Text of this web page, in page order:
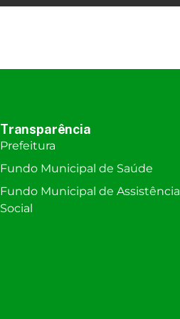
Transparência
Prefeitura
Fundo Municipal de Saúde
Fundo Municipal de Assistência
Social